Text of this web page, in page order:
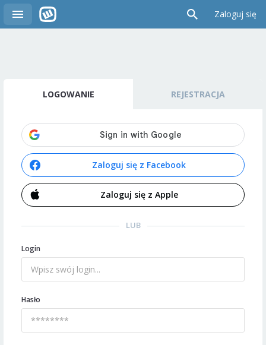
Zaloguj się
LOGOWANIE REJESTRACJA
Zaloguj się z Facebook
Zaloguj się z Apple
LUB
Login
Hasło